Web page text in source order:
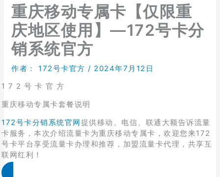
重庆移动专属卡【仅限重
庆地区使用】—172号卡分
销系统官方
作者： 172号卡官方 / 2024年7月12日
1 7 2 号 卡 官 方
重庆移动专属卡套餐说明
172号卡分销系统官网提供移动、电信、联通大额告诉流量
卡服务，本次介绍流量卡为重庆移动专属卡，欢迎您来172
号卡平台享受流量卡办理和推荐，加盟流量卡代理，共享互
联网红利！